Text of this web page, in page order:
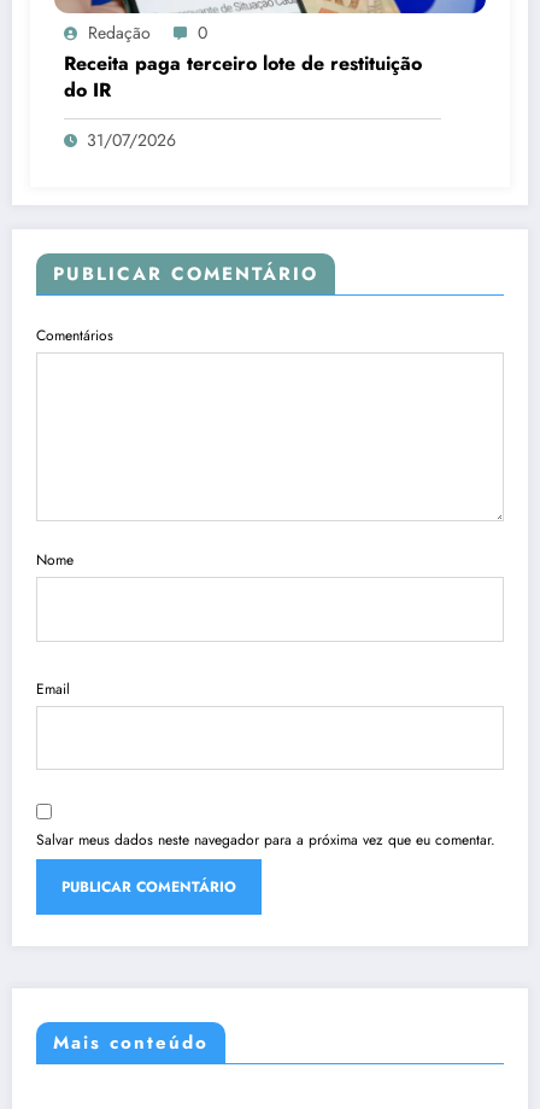
Redação 0
Receita paga terceiro lote de restituição
do IR
31/07/2026
PUBLICAR COMENTÁRIO
Comentários
Nome
Email
Salvar meus dados neste navegador para a próxima vez que eu comentar.
Mais conteúdo